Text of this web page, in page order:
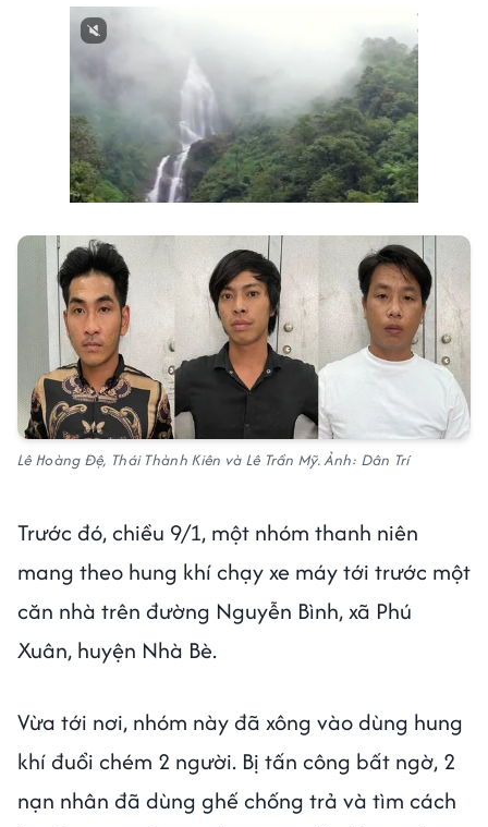
Lê Hoàng Đệ, Thái Thành Kiên và Lê Trần Mỹ. Ảnh: Dân Trí
Trước đó, chiều 9/1, một nhóm thanh niên
mang theo hung khí chạy xe máy tới trước một
căn nhà trên đường Nguyễn Bình, xã Phú
Xuân, huyện Nhà Bè.
Vừa tới nơi, nhóm này đã xông vào dùng hung
khí đuổi chém 2 người. Bị tấn công bất ngờ, 2
nạn nhân đã dùng ghế chống trả và tìm cách